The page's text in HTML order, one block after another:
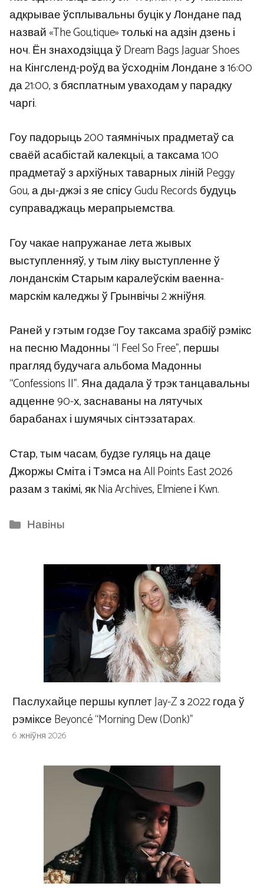
адкрывае ўсплывальны буцік у Лондане пад
назвай «The Gou,tique» толькі на адзін дзень і
ноч. Ён знаходзіцца ў Dream Bags Jaguar Shoes
на Кінгсленд-роўд ва ўсходнім Лондане з 16:00
да 21:00, з бясплатным уваходам у парадку
чаргі.
Гоу падорыць 200 таямнічых прадметаў са
сваёй асабістай калекцыі, а таксама 100
прадметаў з архіўных таварных ліній Peggy
Gou, а ды-джэі з яе спісу Gudu Records будуць
суправаджаць мерапрыемства.
Гоу чакае напружанае лета жывых
выступленняў, у тым ліку выступленне ў
лонданскім Старым каралеўскім ваенна-
марскім каледжы ў Грынвічы 2 жніўня.
Раней у гэтым годзе Гоу таксама зрабіў рэмікс
на песню Мадонны “I Feel So Free”, першы
прагляд будучага альбома Мадонны
“Confessions II”. Яна дадала ў трэк танцавальны
адценне 90-х, заснаваны на лятучых
барабанах і шумячых сінтэзатарах.
Стар, тым часам, будзе гуляць на даце
Джоржы Сміта і Тэмса на All Points East 2026
разам з такімі, як Nia Archives, Elmiene і Kwn.
Categories
Навіны
Паслухайце першы куплет Jay-Z з 2022 года ў
рэміксе Beyoncé “Morning Dew (Donk)”
6 жніўня 2026